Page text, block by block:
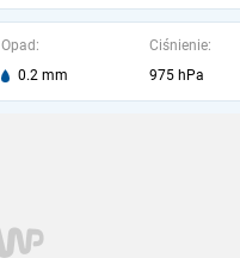
Opad:
0.2 mm
Ciśnienie:
975 hPa